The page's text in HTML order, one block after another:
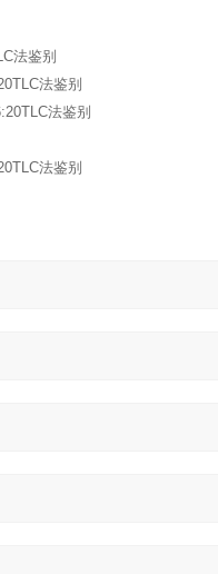
法鉴别
法鉴别
法鉴别
法鉴别